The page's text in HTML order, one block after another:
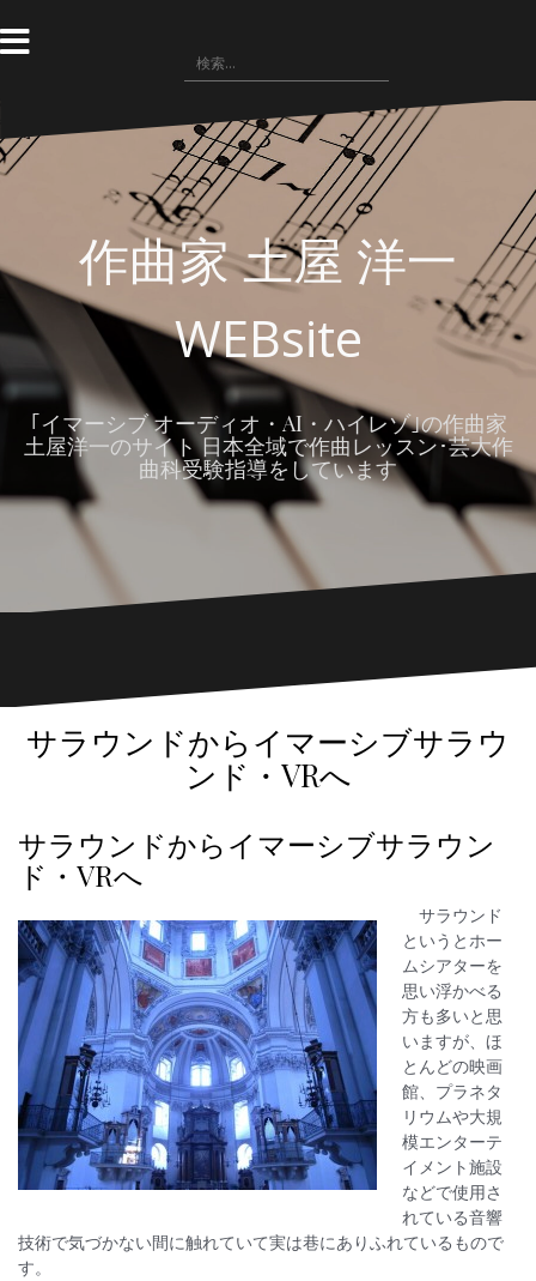
ン
へ
ス
検
索
作曲家 土屋 洋一
WEBsite
｢イマーシブ オーディオ・AI・ハイレゾ｣の作曲家
土屋洋一のサイト 日本全域で作曲レッスン･芸大作
曲科受験指導をしています
サラウンドからイマーシブサラウ
ンド・VRへ
サラウンドからイマーシブサラウン
ド・VRへ
サラウンド
というとホー
ムシアターを
思い浮かべる
方も多いと思
いますが、ほ
とんどの映画
館、プラネタ
リウムや大規
模エンターテ
イメント施設
などで使用さ
れている音響
技術で気づかない間に触れていて実は巷にありふれているもので
す。